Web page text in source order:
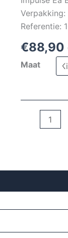
Referentie:
€88,90
Maat
Impulse
Esd
Typ
1